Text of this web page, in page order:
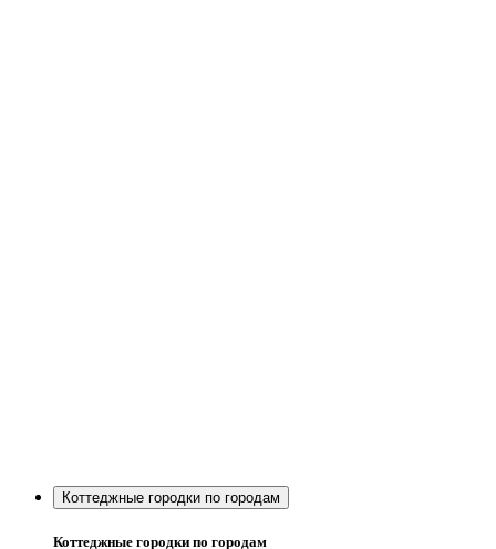
Коттеджные городки по городам
Коттеджные городки по городам